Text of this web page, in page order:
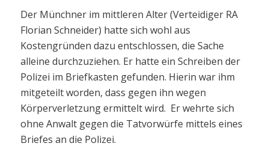
Der Münchner im mittleren Alter (Verteidiger RA
Florian Schneider) hatte sich wohl aus
Kostengründen dazu entschlossen, die Sache
alleine durchzuziehen. Er hatte ein Schreiben der
Polizei im Briefkasten gefunden. Hierin war ihm
mitgeteilt worden, dass gegen ihn wegen
Körperverletzung ermittelt wird. Er wehrte sich
ohne Anwalt gegen die Tatvorwürfe mittels eines
Briefes an die Polizei.